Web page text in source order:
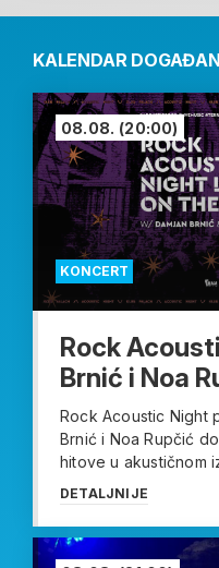
KALENDAR
KONCERT
08.08. (20:00)
Rock
Brnić i Noa
Rock Acoustic Night
Brnić i Noa Rupčić
hitove u akustičnom
DETALJNIJE